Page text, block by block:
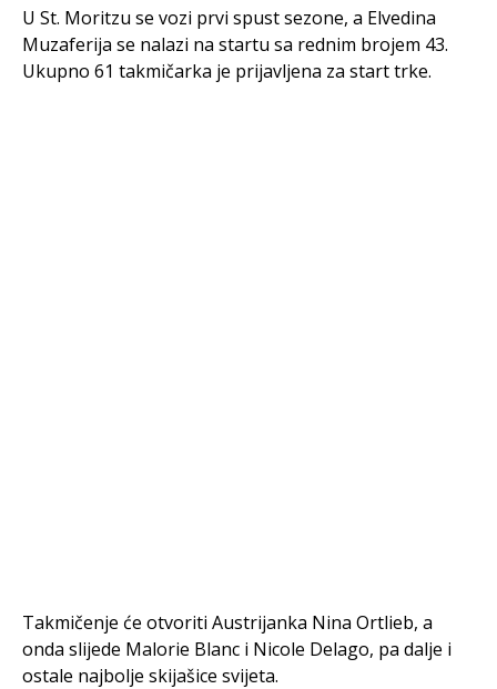
U St. Moritzu se vozi prvi spust sezone, a Elvedina
Muzaferija se nalazi na startu sa rednim brojem 43.
Ukupno 61 takmičarka je prijavljena za start trke.
Takmičenje će otvoriti Austrijanka Nina Ortlieb, a
onda slijede Malorie Blanc i Nicole Delago, pa dalje i
ostale najbolje skijašice svijeta.